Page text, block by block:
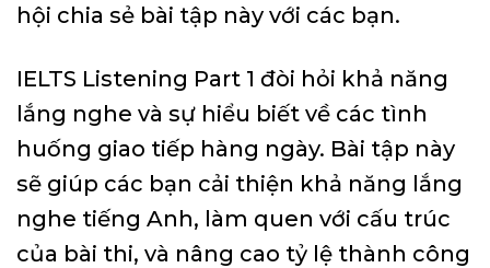
hội chia sẻ bài tập này với các bạn.
IELTS Listening Part 1 đòi hỏi khả năng
lắng nghe và sự hiểu biết về các tình
huống giao tiếp hàng ngày. Bài tập này
sẽ giúp các bạn cải thiện khả năng lắng
nghe tiếng Anh, làm quen với cấu trúc
của bài thi, và nâng cao tỷ lệ thành công